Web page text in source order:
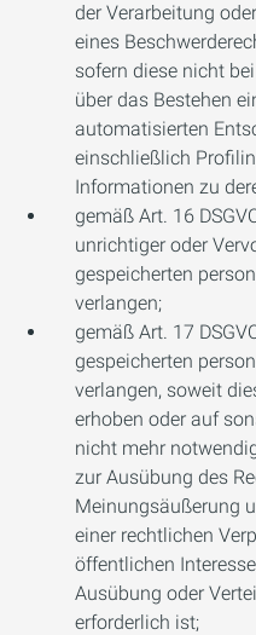
der Verarbeitung
eines
sofern diese nicht
über das Bestehen
automatisierten
einschließlich
Informationen zu
gemäß Art. 16
unrichtiger oder
gespeicherten
verlangen;
gemäß Art. 17
gespeicherten
verlangen, soweit
erhoben oder auf
nicht mehr
zur Ausübung des
Meinungsäußerung
einer rechtlichen
öffentlichen
Ausübung oder
erforderlich ist;